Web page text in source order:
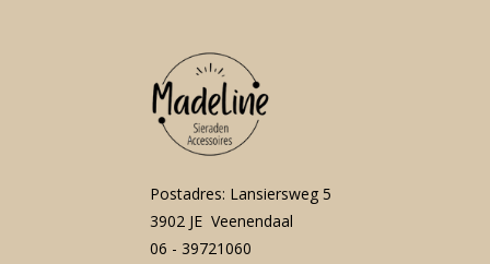
Postadres: Lansiersweg 5
3902 JE Veenendaal
06 - 39721060